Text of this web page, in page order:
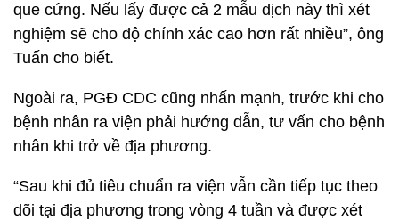
que cứng. Nếu lấy được cả 2 mẫu dịch này thì xét
nghiệm sẽ cho độ chính xác cao hơn rất nhiều”, ông
Tuấn cho biết.
Ngoài ra, PGĐ CDC cũng nhấn mạnh, trước khi cho
bệnh nhân ra viện phải hướng dẫn, tư vấn cho bệnh
nhân khi trở về địa phương.
“Sau khi đủ tiêu chuẩn ra viện vẫn cần tiếp tục theo
dõi tại địa phương trong vòng 4 tuần và được xét